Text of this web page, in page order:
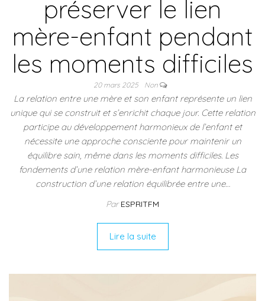
préserver le lien
mère-enfant pendant
les moments difficiles
20 mars 2025 Non
La relation entre une mère et son enfant représente un lien
unique qui se construit et s’enrichit chaque jour. Cette relation
participe au développement harmonieux de l’enfant et
nécessite une approche consciente pour maintenir un
équilibre sain, même dans les moments difficiles. Les
fondements d’une relation mère-enfant harmonieuse La
construction d’une relation équilibrée entre une…
ParESPRITFM
Lire la suite